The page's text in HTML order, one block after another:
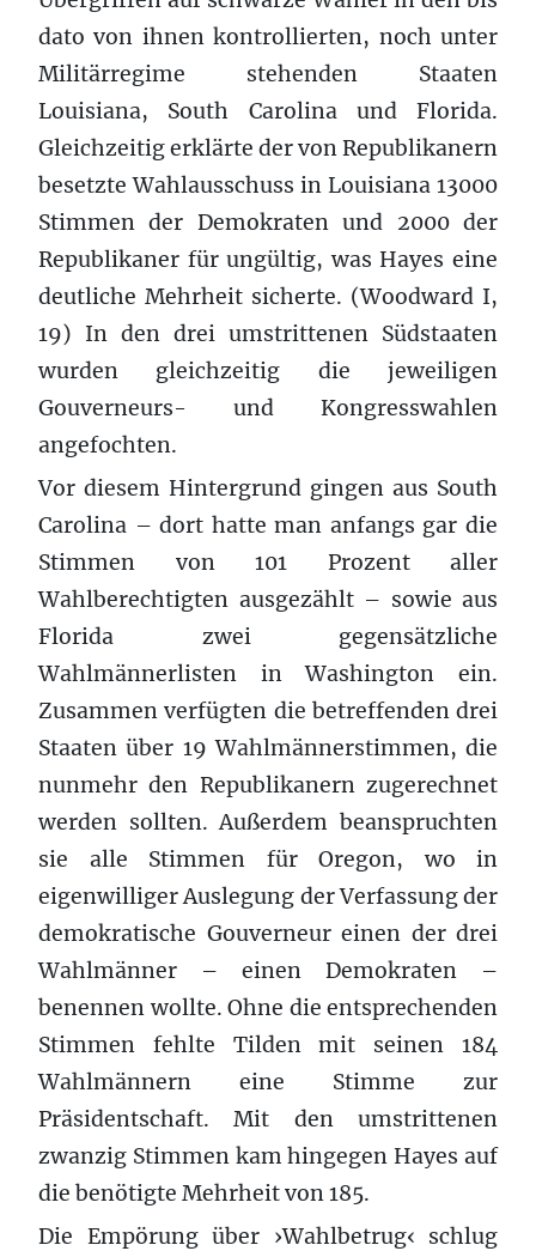
dato von ihnen kontrollierten, noch unter
Militärregime stehenden Staaten
Louisiana, South Carolina und Florida.
Gleichzeitig erklärte der von Republikanern
besetzte Wahlausschuss in Louisiana 13000
Stimmen der Demokraten und 2000 der
Republikaner für ungültig, was Hayes eine
deutliche Mehrheit sicherte. (Woodward I,
19) In den drei umstrittenen Südstaaten
wurden gleichzeitig die jeweiligen
Gouverneurs- und Kongresswahlen
angefochten.
Vor diesem Hintergrund gingen aus South
Carolina – dort hatte man anfangs gar die
Stimmen von 101 Prozent aller
Wahlberechtigten ausgezählt – sowie aus
Florida zwei gegensätzliche
Wahlmännerlisten in Washington ein.
Zusammen verfügten die betreffenden drei
Staaten über 19 Wahlmännerstimmen, die
nunmehr den Republikanern zugerechnet
werden sollten. Außerdem beanspruchten
sie alle Stimmen für Oregon, wo in
eigenwilliger Auslegung der Verfassung der
demokratische Gouverneur einen der drei
Wahlmänner – einen Demokraten –
benennen wollte. Ohne die entsprechenden
Stimmen fehlte Tilden mit seinen 184
Wahlmännern eine Stimme zur
Präsidentschaft. Mit den umstrittenen
zwanzig Stimmen kam hingegen Hayes auf
die benötigte Mehrheit von 185.
Die Empörung über ›Wahlbetrug‹ schlug